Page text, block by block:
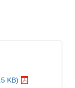
KB)